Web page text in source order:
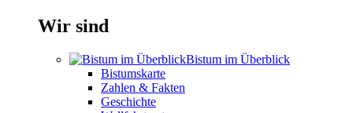
Wir sind
Bistum im Überblick
Bistumskarte
Zahlen & Fakten
Geschichte